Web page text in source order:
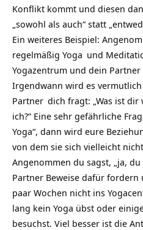
Konflikt kommt und diesen
„sowohl als auch“ statt
Ein weiteres Beispiel:
regelmäßig Yoga und
Yogazentrum und dein
Irgendwann wird es
Partner dich fragt: „Was ist
ich?“ Eine sehr gefährliche
Yoga“, dann wird eure
von dem sie sich vielleicht
Angenommen du sagst, „ja,
Partner Beweise dafür
paar Wochen nicht ins
lang kein Yoga übst oder
besuchst. Viel besser ist die